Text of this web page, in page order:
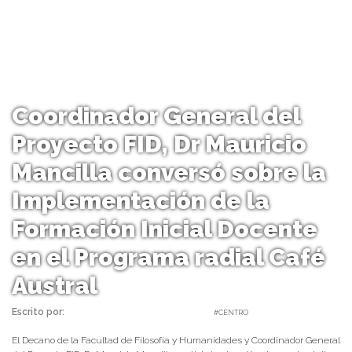
Coordinador General del
Proyecto FID, Dr Mauricio
Mancilla conversó sobre la
Implementación de la
Formación Inicial Docente
en el Programa radial Café
Austral
Escrito por: #CENTRO
El Decano de la Facultad de Filosofía y Humanidades y Coordinador General